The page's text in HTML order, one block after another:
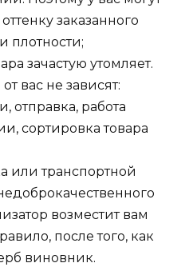
заказанного
плотности;
зачастую утомляет.
вас не зависят:
отправка, работа
сортировка товара
или транспортной
возместит вам
после того, как
виновник.